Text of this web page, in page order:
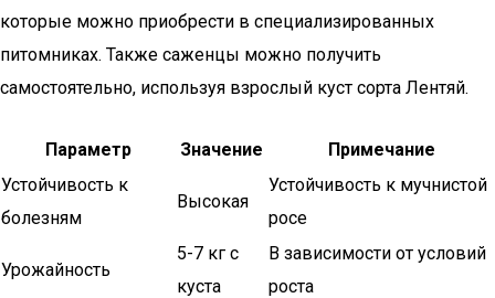
которые можно приобрести в специализированных
питомниках. Также саженцы можно получить
самостоятельно, используя взрослый куст сорта Лентяй.
Параметр Значение
Примечание
Устойчивость к
болезням
Высокая
Устойчивость к мучнистой
росе
Урожайность
5-7 кг с
куста
В зависимости от условий
роста